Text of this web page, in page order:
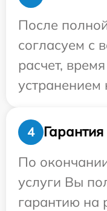
После
согласуем с
расчет,
устранением
4
Гарантия
По
услуги Вы
гарантию на